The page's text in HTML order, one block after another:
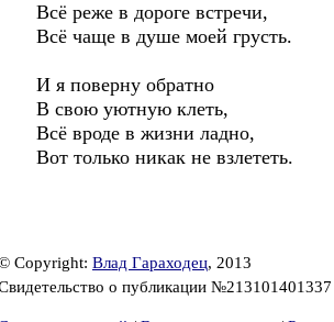
Всё реже в дороге встречи,
Всё чаще в душе моей грусть.
И я поверну обратно
В свою уютную клеть,
Всё вроде в жизни ладно,
Вот только никак не взлететь.
Copyright: Влад Гараходец, 2013
о публикации